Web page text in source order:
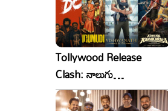
Tollywood Release
Clash: నాలుగు
సినిమాలు..ఒకేసారి..ఎందుకో?